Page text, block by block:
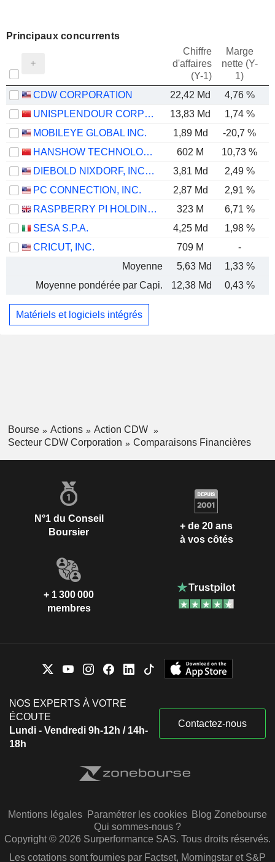
Principaux concurrents
Chiffre
d'affaires
(Y-1)
Marge
nette (Y-
1)
CDW CORPORATION 22,42 Md
4,76 %
UNISPLENDOUR CORPORATION LIMITED
13,83 Md 1,74 %
MOBILEYE GLOBAL INC.
1,89 Md -20,7 %
HANSHOW TECHNOLOGY CO., LTD.
602 M 10,73 %
DIEBOLD NIXDORF, INCORPORATED
3,81 Md 2,49 %
PC CONNECTION, INC.
2,87 Md 2,91 %
RASPBERRY PI HOLDINGS PLC
323 M 6,71 %
SESA S.P.A.
4,25 Md
1,98 %
CRICUT, INC.
709 M -
Moyenne
5,63 Md 1,33 %
Moyenne pondérée par Capi.
12,38 Md 0,43 %
Matériels et logiciels intégrés
Bourse Actions
Action CDW
Secteur CDW Corporation
Comparaisons Financières
N°1 du Conseil
Boursier
+ de 20 ans
à vos côtés
+ 1 300 000
membres
NOS EXPERTS À VOTRE
ÉCOUTE
Lundi - Vendredi 9h-12h / 14h-
18h
Contactez-nous
Mentions légales Paramétrer les cookies Blog Zonebourse
Qui sommes-nous ?
Copyright © 2026 Surperformance SAS. Tous droits réservés.
Les cotations sont fournies par Factset, Morningstar et S&P